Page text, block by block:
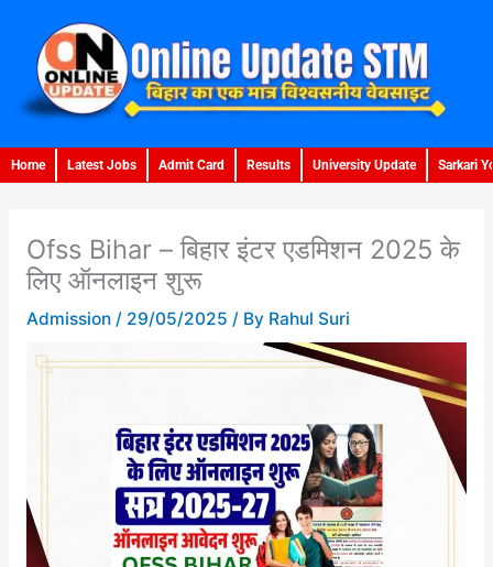
content
Home Latest Jobs Admit Card Results University Update Sarkari
Ofss Bihar – बिहार इंटर एडमिशन 2025 के
लिए ऑनलाइन शुरू
Admission/ 29/05/2025 / By Rahul Suri